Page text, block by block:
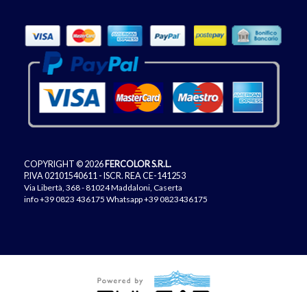
COPYRIGHT © 2026 FERCOLOR S.R.L.
P.IVA 02101540611 - ISCR. REA CE-141253
Via Libertà, 368 - 81024 Maddaloni, Caserta
info+39 0823 436175 Whatsapp +39 0823436175